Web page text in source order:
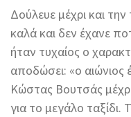
Δούλευε μέχρι και
καλά και δεν έχανε
ήταν τυχαίος ο
αποδώσει: «ο
Κώστας Βουτσάς
για το μεγάλο